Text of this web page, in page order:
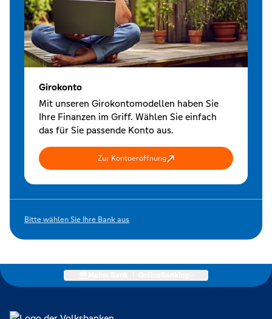
Girokonto
Mit unseren Girokontomodellen haben Sie
Ihre Finanzen im Griff. Wählen Sie einfach
das für Sie passende Konto aus.
Zur Kontoeröffnung
Bitte wählen Sie Ihre Bank aus